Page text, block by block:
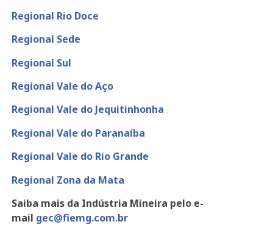
Regional Rio Doce
Regional Sede
Regional Sul
Regional Vale do Aço
Regional Vale do Jequitinhonha
Regional Vale do Paranaíba
Regional Vale do Rio Grande
Regional Zona da Mata
Saiba mais da Indústria Mineira pelo e-
mail gec@fiemg.com.br